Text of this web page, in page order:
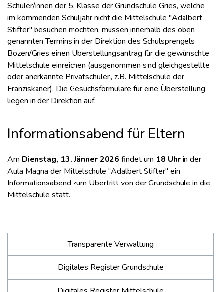
Schüler/innen der 5. Klasse der Grundschule Gries, welche
im kommenden Schuljahr nicht die Mittelschule "Adalbert
Stifter" besuchen möchten, müssen innerhalb des oben
genannten Termins in der Direktion des Schulsprengels
Bozen/Gries einen Überstellungsantrag für die gewünschte
Mittelschule einreichen (ausgenommen sind gleichgestellte
oder anerkannte Privatschulen, z.B. Mittelschule der
Franziskaner). Die Gesuchsformulare für eine Überstellung
liegen in der Direktion auf.
Informationsabend für Eltern
Am Dienstag, 13. Jänner 2026 findet um 18 Uhrin der
Aula Magna der Mittelschule "Adalbert Stifter" ein
Informationsabend zum Übertritt von der Grundschule in die
Mittelschule statt.
Transparente Verwaltung
Digitales Register Grundschule